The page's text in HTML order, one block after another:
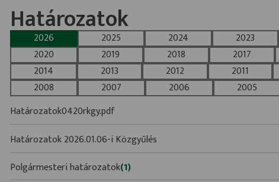
Határozatok
2026 2025 2024
2023
2020
2019 2018
2017
2014
2013 2012
2011
2008
2007 2006
2005
Határozatok0420rkgy.pdf
Határozatok 2026.01.06-i Közgyűlés
Polgármesteri határozatok(1)